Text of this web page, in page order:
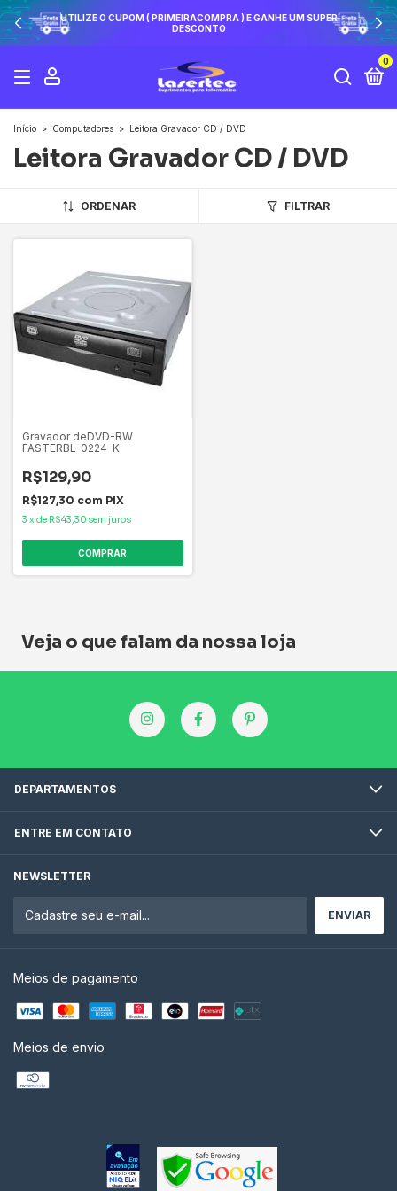
UTILIZE O CUPOM ( PRIMEIRACOMPRA ) E GANHE UM SUPER
DESCONTO
0
Início > Computadores > Leitora Gravador CD / DVD
Leitora Gravador CD / DVD
ORDENAR FILTRAR
Gravador deDVD-RW
FASTERBL-0224-K
R$129,90
R$127,30 com PIX
3 x de R$43,30 sem juros
Veja o que falam da nossa loja
DEPARTAMENTOS
ENTRE EM CONTATO
NEWSLETTER
Meios de pagamento
Meios de envio